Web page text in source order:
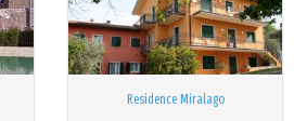
Residence Miralago